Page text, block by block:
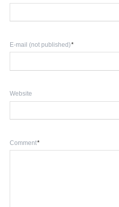
field
Mandatory
field
E-mail (not published)*
Website
Mandatory
field
Comment*